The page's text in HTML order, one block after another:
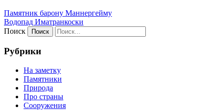
Памятник барону Маннергейму
Водопад Иматранкоски
Поиск
Рубрики
На заметку
Памятники
Природа
Про страны
Сооружения